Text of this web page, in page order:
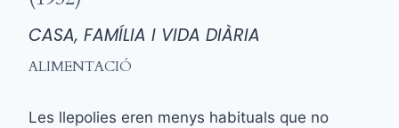
CASA, FAMÍLIA I VIDA DIÀRIA
ALIMENTACIÓ
Les llepolies eren menys habituals que no